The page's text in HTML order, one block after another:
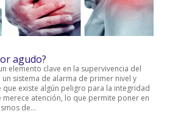
agudo?
elemento clave en la supervivencia del
sistema de alarma de primer nivel y
que existe algún peligro para la integridad
atención, lo que permite poner en
de...